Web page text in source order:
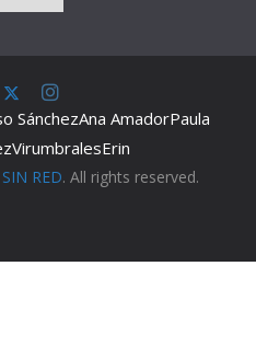
SánchezAna AmadorPaula
VirumbralesErin
RED. All rights reserved.